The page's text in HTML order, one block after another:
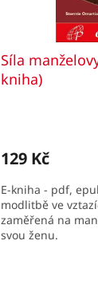
Síla
kniha)
129 Kč
E-kniha - pdf,
modlitbě ve
zaměřená na
svou ženu.